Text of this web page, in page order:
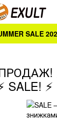
SALE
⚡